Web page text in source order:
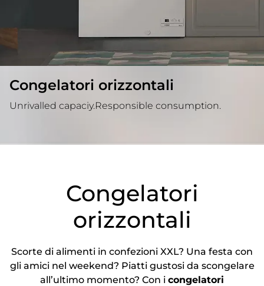
Congelatori orizzontali
Unrivalled capaciy.Responsible consumption.
Congelatori
orizzontali
Scorte di alimenti in confezioni XXL? Una festa con
gli amici nel weekend? Piatti gustosi da scongelare
all’ultimo momento? Con i congelatori